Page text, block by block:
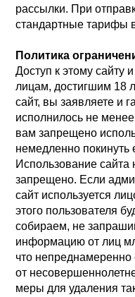
рассылки. При
стандартные тарифы
Политика
Доступ к этому сайту
лицам, достигшим 18
сайт, вы заявляете и
исполнилось не
вам запрещено
немедленно покинуть
Использование
запрещено. Если
сайт используется
этого пользователя
собираем, не
информацию от лиц
что
от
меры для удаления